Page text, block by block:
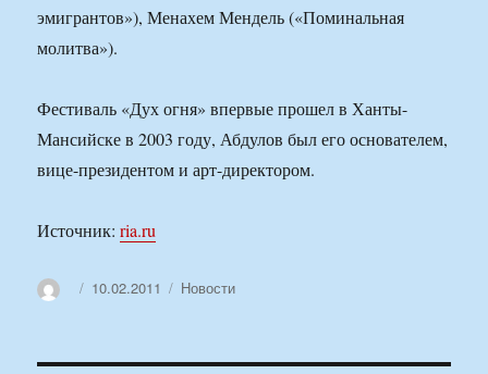
эмигрантов»), Менахем Мендель («Поминальная
молитва»).
Фестиваль «Дух огня» впервые прошел в Ханты-
Мансийске в 2003 году, Абдулов был его основателем,
вице-президентом и арт-директором.
Источник:ria.ru
АвторОпубликовано
10.02.2011 Рубрики
Новости